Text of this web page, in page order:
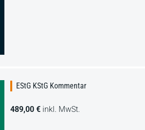
EStG KStG Kommentar
489,00 € inkl. MwSt.